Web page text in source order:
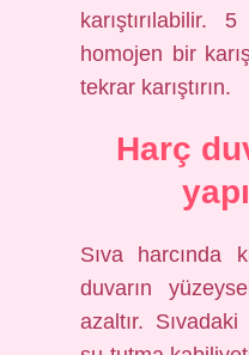
karıştırılabilir.
homojen bir
tekrar karıştırın.
Harç
Sıva harcında
duvarın
azaltır.